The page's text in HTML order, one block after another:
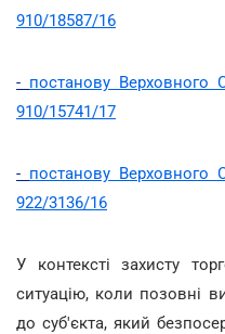
910/18587/16
- постанову Верховного
910/15741/17
- постанову Верховного
922/3136/16
У контексті захисту
ситуацію, коли позовні
до суб'єкта, який